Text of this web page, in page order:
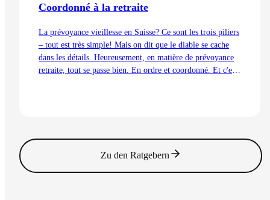
Coordonné à la retraite
La prévoyance vieillesse en Suisse? Ce sont les trois piliers
– tout est très simple! Mais on dit que le diable se cache
dans les détails. Heureusement, en matière de prévoyance
retraite, tout se passe bien. En ordre et coordonné. Et c'est
Zu den Ratgebern